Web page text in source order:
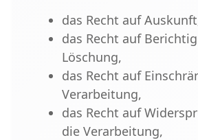
das Recht auf
das Recht auf
Löschung,
das Recht auf
Verarbeitung,
das Recht auf
die Verarbeitung,